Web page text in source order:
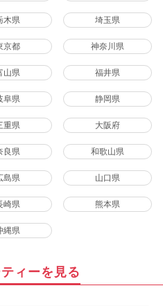
木県 埼玉県
京都 神奈川県
山県 福井県
阜県 静岡県
重県 大阪府
良県 和歌山県
島県 山口県
崎県 熊本県
縄県
ィーを見る